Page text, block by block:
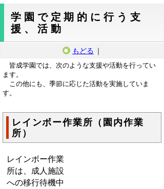
学園で定期的に行う支
援、活動
もどる ｜
皆成学園では、次のような支援や活動を行ってい
ます。
この他にも、季節に応じた活動を実施していま
す。
レインボー作業所（園内作業
所）
レインボー作業
所は、成人施設
への移行待機中